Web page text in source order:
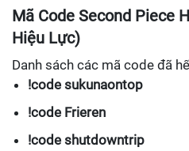
Mã Code Second Piece
Hiệu Lực)
Danh sách các mã code đã
!code sukunaontop
!code Frieren
!code shutdowntrip